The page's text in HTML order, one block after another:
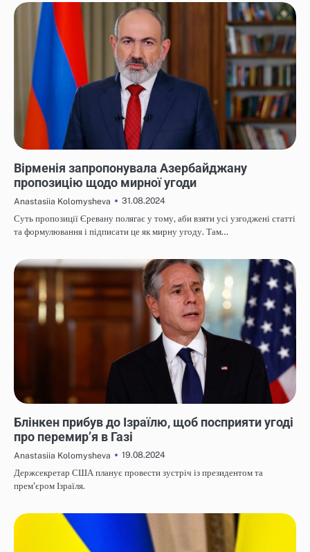
Вірменія запропонувала Азербайджану
пропозицію щодо мирної угоди
Anastasiia Kolomysheva
31.08.2024
Суть пропозиції Єревану полягає у тому, аби взяти усі узгоджені статті
та формулювання і підписати це як мирну угоду. Там…
Блінкен прибув до Ізраїлю, щоб посприяти угоді
про перемир’я в Газі
Anastasiia Kolomysheva
19.08.2024
Держсекретар США планує провести зустріч із президентом та
прем'єром Ізраїля.